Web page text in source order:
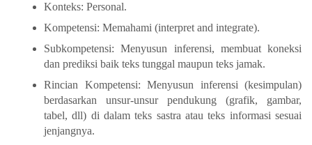
Konteks: Personal.
Kompetensi: Memahami (interpret and integrate).
Subkompetensi: Menyusun inferensi, membuat koneksi
dan prediksi baik teks tunggal maupun teks jamak.
Rincian Kompetensi: Menyusun inferensi (kesimpulan)
berdasarkan unsur-unsur pendukung (grafik, gambar,
tabel, dll) di dalam teks sastra atau teks informasi sesuai
jenjangnya.